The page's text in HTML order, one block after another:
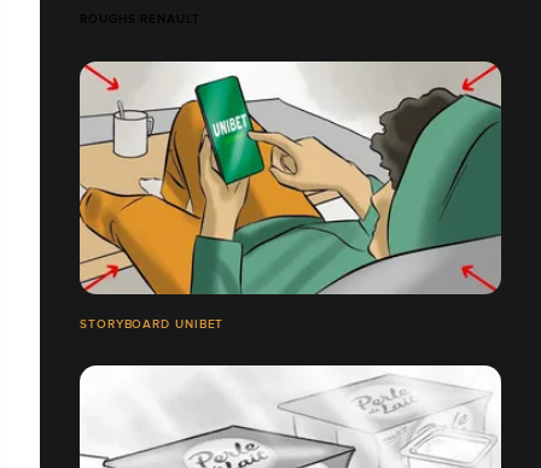
ROUGHS RENAULT
STORYBOARD UNIBET